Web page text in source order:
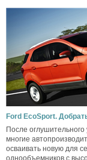
Ford EcoSport.
После
многие
осваивать новую для